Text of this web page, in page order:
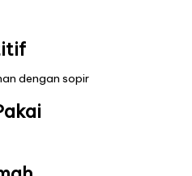
dengan sopir